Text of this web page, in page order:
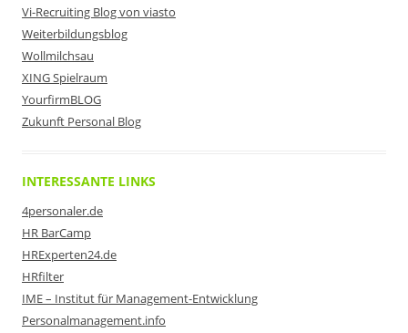
Vi-Recruiting Blog von viasto
Weiterbildungsblog
Wollmilchsau
XING Spielraum
YourfirmBLOG
Zukunft Personal Blog
INTERESSANTE LINKS
4personaler.de
HR BarCamp
HRExperten24.de
HRfilter
IME – Institut für Management-Entwicklung
Personalmanagement.info